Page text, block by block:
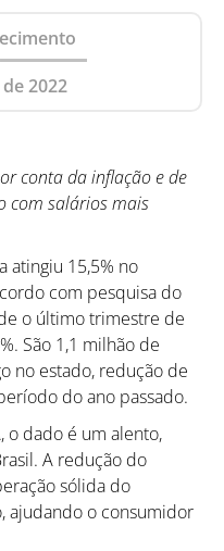
2022
conta da inflação e de
com salários mais
atingiu 15,5% no
com pesquisa do
o último trimestre de
São 1,1 milhão de
no estado, redução de
do ano passado.
o dado é um alento,
A redução do
sólida do
ajudando o consumidor